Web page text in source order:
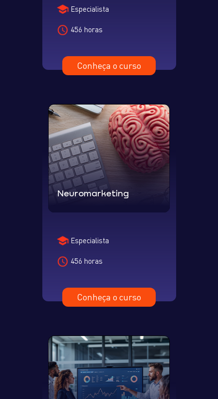
Especialista
456 horas
Conheça o curso
Neuromarketing
Especialista
456 horas
Conheça o curso